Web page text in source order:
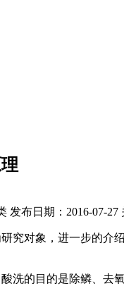
发布日期：2016-07-27
究对象，进一步的介
洗的目的是除鳞、